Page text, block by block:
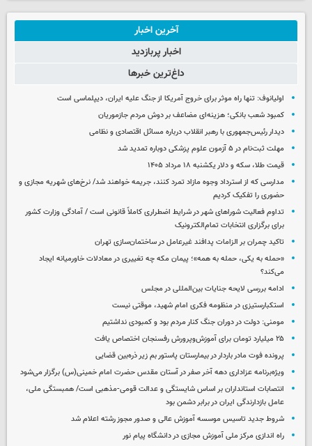
آخرین اخبار
اخبار پربازدید
داغ‌ترین خبرها
اولیانوف: تنها راه موثر برای خروج آمریکا از جنگ علیه ایران، دیپلماسی است
کمبود شعب بانکی؛ هزینه‌ای مضاعف بر دوش مردم جازموریان
دیدار رئیس‌جمهوری با رهبر انقلاب درباره مسائل اقتصادی و نظامی
مهلت ثبت‌نام در ۵ آزمون علوم پزشکی دوباره تمدید شد
قیمت طلا، سکه و دلار یکشنبه ۱۸ مرداد ۱۴۰۵
مدارسی که از استرداد وجوه مازاد تمرد کنند، جریمه خواهند شد/ نرخ‌های شهریه مجازی و
حضوری را تفکیک کردیم
تداوم فعالیت شوراهای شهر در شرایط اضطراری کاملاً قانونی است / آمادگی وزارت کشور
برای برگزاری انتخابات تمام‌الکترونیک
تاکید چمران بر الزامات پدافند غیرعامل در ساختمان‌سازی تهران
«حمله به یکی، حمله به همه»؛ پیمان مکه چه تغییری در معادلات خاورمیانه ایجاد
می‌کند؟
ادامه بررسی لایحه جنایات بین‌المللی در مجلس
استکبارستیزی در منظومه فکری امام شهید، موقتی نیست
مومنی: دولت در دوران جنگ کنار مردم بود و کمبودی نداشتیم
۲۵ میلیارد تومان برای آموزش‌وپرورش رفسنجان اختصاص یافت
پرونده فوت مادر باردار در بیمارستان پاستور بم زیر ذره‌بین قضایی
ویژه‌برنامه عزاداری دهه آخر صفر در آستان مقدس حضرت امام خمینی(س) برگزار می‌شود
انتصابات استانداران بر اساس شایستگی و عدالت قومی-مذهبی است/ همبستگی ملی،
عامل بازدارندگی ایران در برابر دشمن بود
شروط جدید تاسیس موسسه آموزش عالی و صدور مجوز رشته اعلام شد
راه اندازی مرکز ملی آموزش مجازی در دانشگاه پیام نور